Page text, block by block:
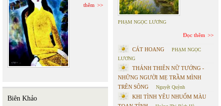
thêm
Biên Khảo
PHẠM NGỌC LƯƠNG
Đọc thêm
CÁT HOANG
PHẠM NGỌC
LƯƠNG
THÁNH THIÊN NỮ TƯỚNG -
NHỮNG NGƯỜI MẸ TRẦM MÌNH
TRÊN SÔNG
Nguyệt Quỳnh
KHI TÌNH YÊU NHUỐM MÀU